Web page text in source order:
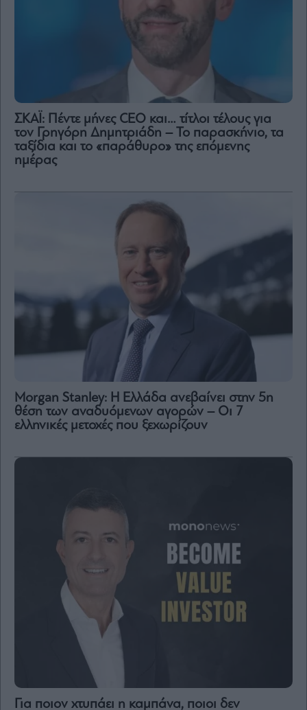
ΣΚΑΪ: Πέντε μήνες CEO και… τίτλοι τέλους για
τον Γρηγόρη Δημητριάδη – Το παρασκήνιο, τα
ταξίδια και το «παράθυρο» της επόμενης
ημέρας
Morgan Stanley: Η Ελλάδα ανεβαίνει στην 5η
θέση των αναδυόμενων αγορών – Οι 7
ελληνικές μετοχές που ξεχωρίζουν
Για ποιον χτυπάει η καμπάνα, ποιοι δεν